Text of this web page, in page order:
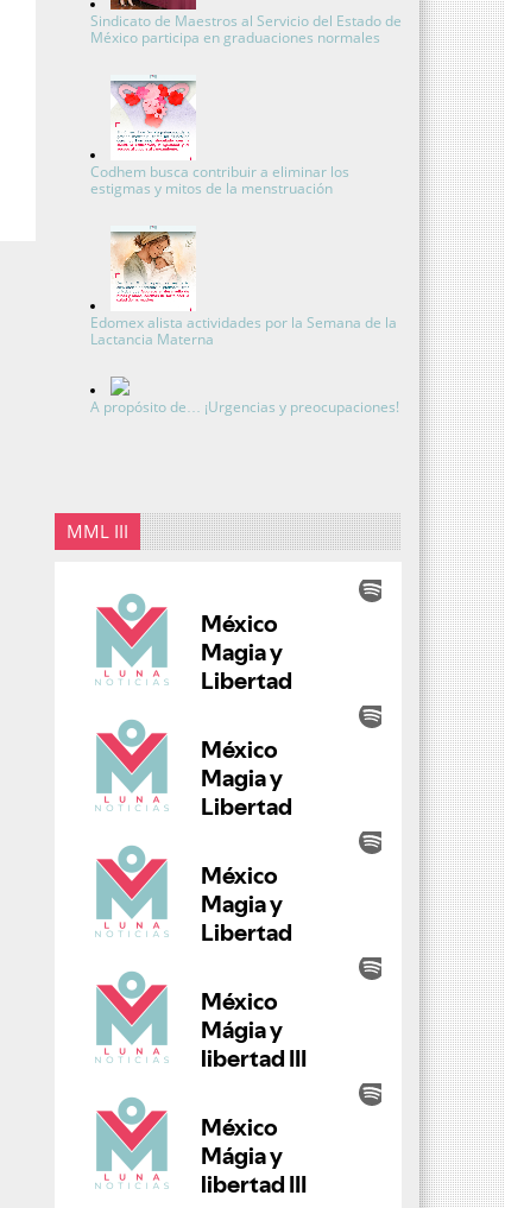
Sindicato de Maestros al Servicio del Estado de
México participa en graduaciones normales
Codhem busca contribuir a eliminar los
estigmas y mitos de la menstruación
Edomex alista actividades por la Semana de la
Lactancia Materna
A propósito de… ¡Urgencias y preocupaciones!
MML III